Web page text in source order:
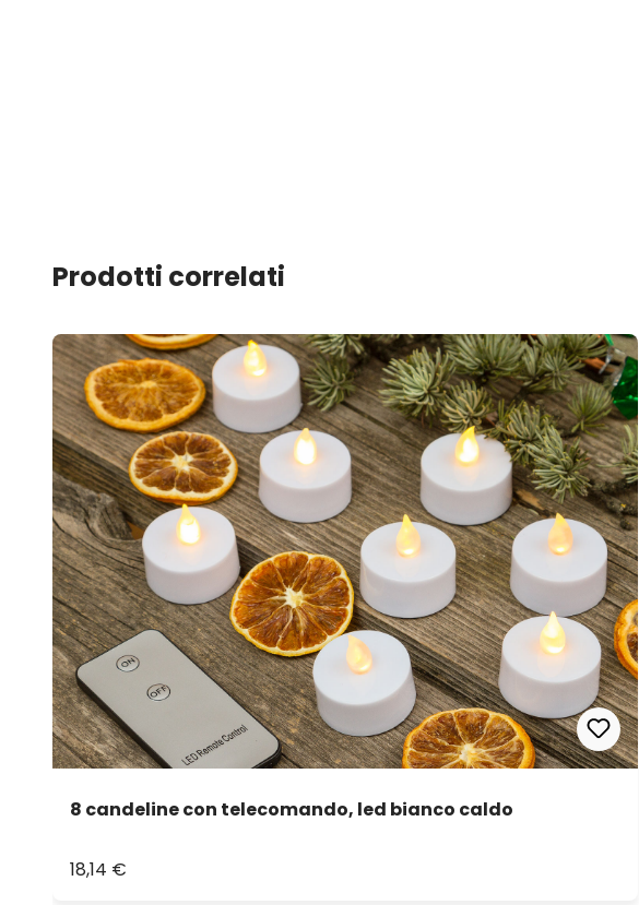
Prodotti correlati
8 candeline con telecomando, led bianco caldo
18,14 €